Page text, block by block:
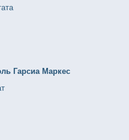
Гарсиа Маркес